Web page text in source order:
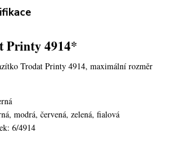
Printy 4914*
Trodat Printy 4914,maximální rozměr
modrá, červená, zelená, fialová
6/4914